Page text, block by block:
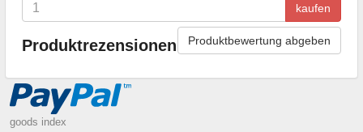
kaufen
Produktrezensionen Produktbewertung abgeben
goods index